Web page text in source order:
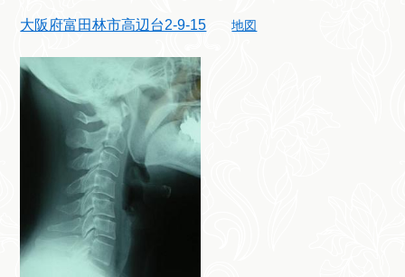
大阪府富田林市高辺台2-9-15 地図